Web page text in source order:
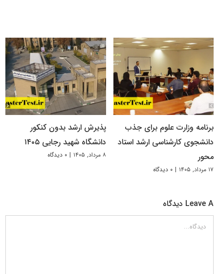
برنامه وزارت علوم برای جذب
دانشجوی کارشناسی ارشد استاد
محور
۱۷ مرداد, ۱۴۰۵ | ۰ دیدگاه
پذیرش ارشد بدون کنکور
دانشگاه شهید رجایی ۱۴۰۵
۸ مرداد, ۱۴۰۵ | ۰ دیدگاه
Leave A دیدگاه
دیدگاه